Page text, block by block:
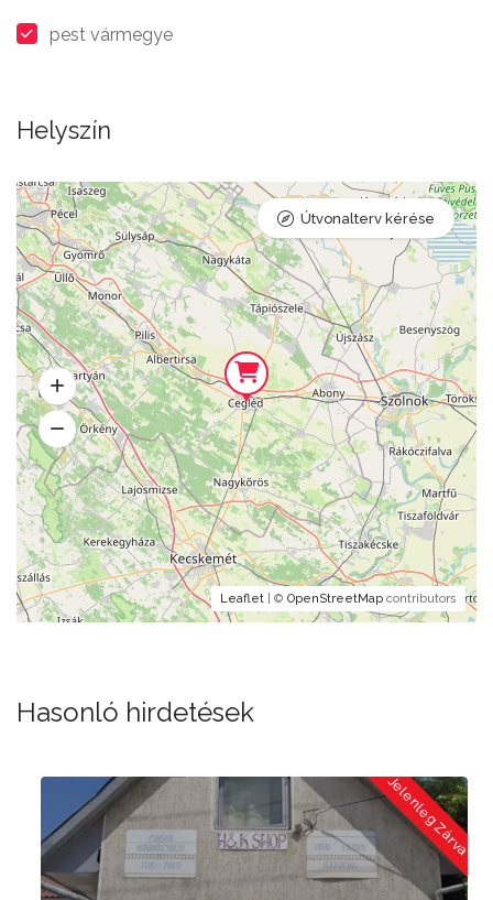
pest vármegye
Helyszín
Leaflet | © OpenStreetMap contributors
Útvonalterv kérése
Hasonló hirdetések
Jelenleg Zárva